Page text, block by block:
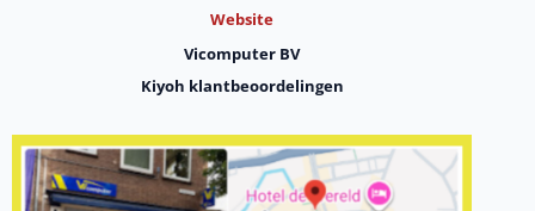
Website
Vicomputer BV
Kiyoh klantbeoordelingen